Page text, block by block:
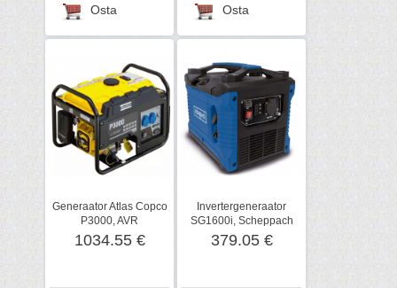
Osta Osta
Generaator Atlas Copco
P3000, AVR
1034.55 €
Invertergeneraator
SG1600i, Scheppach
379.05 €